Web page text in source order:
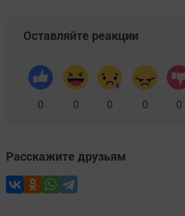
Оставляйте реакции
0 0 0 0 0
Расскажите друзьям